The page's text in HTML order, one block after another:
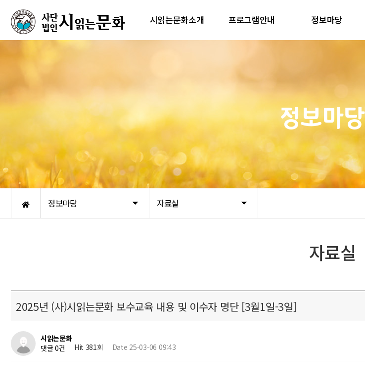
시읽는문화소개 프로그램안내 정보마당
정보마당 자료실
정보마당
자료실
2025년 (사)시읽는문화 보수교육 내용 및 이수자 명단 [3월1일-3일]
시읽는문화
댓글 0건
Hit 381회 Date 25-03-06 09:43